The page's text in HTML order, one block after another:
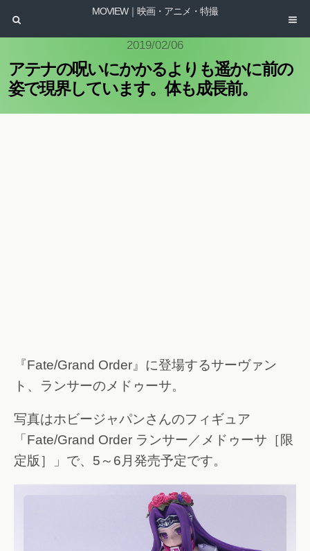
MOVIEW｜映画・アニメ・特撮
2019/02/06
アテナの呪いにかかるよりも遥かに前の
姿で現界しています。体も成長前。
『Fate/Grand Order』に登場するサーヴァン
ト、ランサーのメドゥーサ。
写真はホビージャパンさんのフィギュア
「Fate/Grand Order ランサー／メドゥーサ［限
定版］」で、5～6月発売予定です。